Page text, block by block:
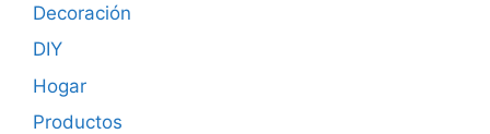
Decoración
DIY
Hogar
Productos